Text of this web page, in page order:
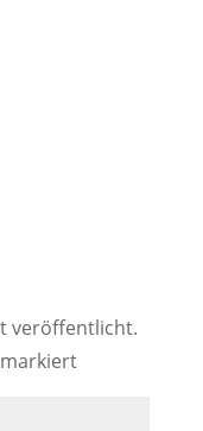
veröffentlicht.
markiert